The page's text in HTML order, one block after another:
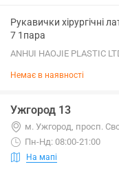
Рукавички хірургічні
7 1пара
ANHUI HAOJIE PLASTIC
Немає в наявності
Ужгород 13
м. Ужгород, просп.
Пн-Нд: 08:00-21:00
На мапі